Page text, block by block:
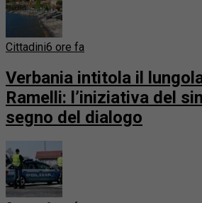
Cittadini6 ore fa
Verbania intitola il
Ramelli: l’iniziativa del
segno del dialogo